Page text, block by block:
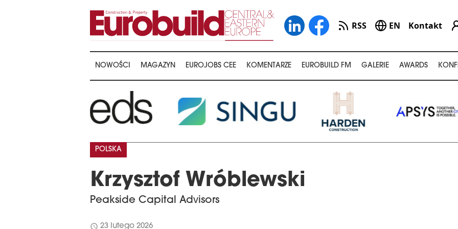
RSS EN Kontakt
NOWOŚCI MAGAZYN EUROJOBS CEE KOMENTARZE EUROBUILD FM GALERIE AWARDS
Krzysztof Wróblewski
Peakside Capital Advisors
POLSKA
schedule 23 lutego 2026